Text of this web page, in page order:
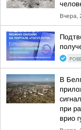
Вчера,
В
при
врио